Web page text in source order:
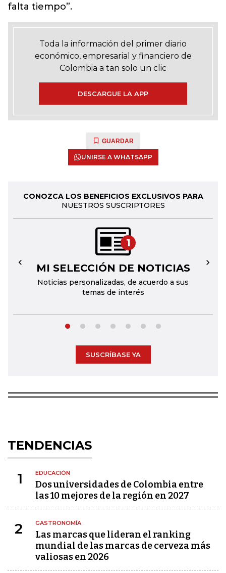
falta tiempo”.
Toda la información del primer diario
económico, empresarial y financiero de
Colombia a tan solo un clic
DESCARGUE LA APP
GUARDAR
UNIRSE A WHATSAPP
CONOZCA LOS BENEFICIOS EXCLUSIVOS PARA
NUESTROS SUSCRIPTORES
1
MI SELECCIÓN DE NOTICIAS
Noticias personalizadas, de acuerdo a sus
temas de interés
← →
SUSCRÍBASE YA
TENDENCIAS
1 EDUCACIÓN
Dos universidades de Colombia entre
las 10 mejores de la región en 2027
2 GASTRONOMÍA
Las marcas que lideran el ranking
mundial de las marcas de cerveza más
valiosas en 2026